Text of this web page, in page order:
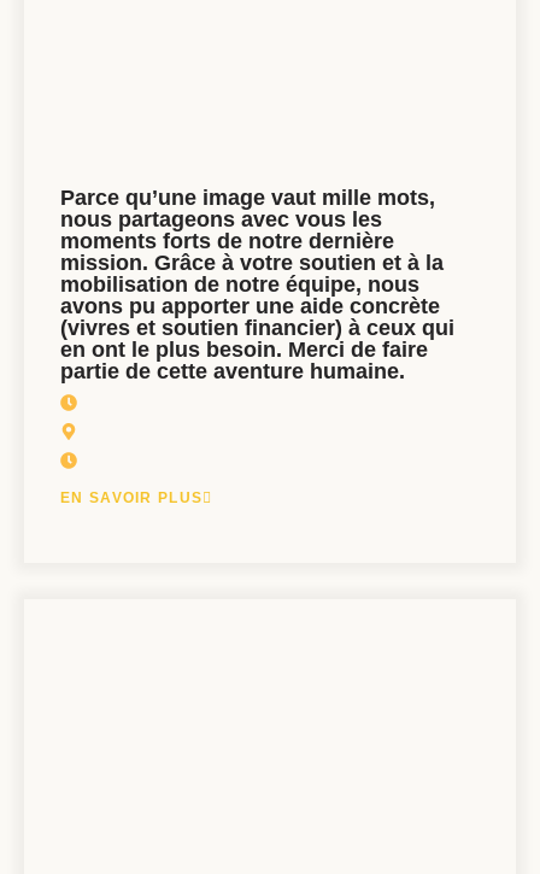
Parce qu’une image vaut mille mots,
nous partageons avec vous les
moments forts de notre dernière
mission. Grâce à votre soutien et à la
mobilisation de notre équipe, nous
avons pu apporter une aide concrète
(vivres et soutien financier) à ceux qui
en ont le plus besoin. Merci de faire
partie de cette aventure humaine.
EN SAVOIR PLUS